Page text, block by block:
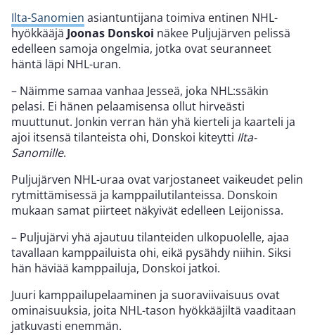
Ilta-Sanomien asiantuntijana toimiva entinen NHL-
hyökkääjä Joonas Donskoi näkee Puljujärven pelissä
edelleen samoja ongelmia, jotka ovat seuranneet
häntä läpi NHL-uran.
– Näimme samaa vanhaa Jesseä, joka NHL:ssäkin
pelasi. Ei hänen pelaamisensa ollut hirveästi
muuttunut. Jonkin verran hän yhä kierteli ja kaarteli ja
ajoi itsensä tilanteista ohi, Donskoi kiteytti Ilta-
Sanomille.
Puljujärven NHL-uraa ovat varjostaneet vaikeudet pelin
rytmittämisessä ja kamppailutilanteissa. Donskoin
mukaan samat piirteet näkyivät edelleen Leijonissa.
– Puljujärvi yhä ajautuu tilanteiden ulkopuolelle, ajaa
tavallaan kamppailuista ohi, eikä pysähdy niihin. Siksi
hän häviää kamppailuja, Donskoi jatkoi.
Juuri kamppailupelaaminen ja suoraviivaisuus ovat
ominaisuuksia, joita NHL-tason hyökkääjiltä vaaditaan
jatkuvasti enemmän.